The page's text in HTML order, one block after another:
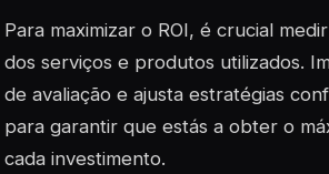
Para maximizar o ROI, é crucial
dos serviços e produtos utilizados.
de avaliação e ajusta estratégias
para garantir que estás a obter o
cada investimento.